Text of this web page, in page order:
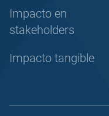
Impacto en
stakeholders
Impacto tangible